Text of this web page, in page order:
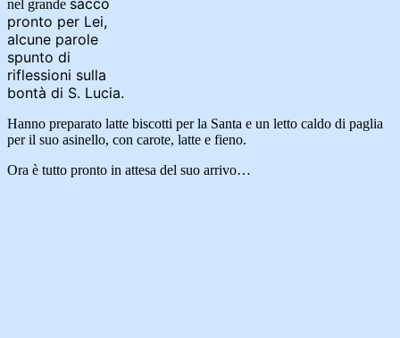
nel grande
pronto per Lei,
alcune parole
spunto di
riflessioni sulla
bontà di S. Lucia.
Hanno preparato latte biscotti per la Santa e un letto caldo di paglia
per il suo asinello, con carote, latte e fieno.
Ora è tutto pronto in attesa del suo arrivo…